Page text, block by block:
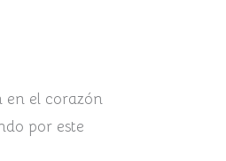
en el corazón
por este